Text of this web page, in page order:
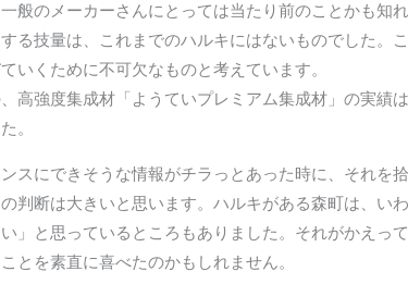
般のメーカーさんにとっては当たり前のことかも知
る技量は、これまでのハルキにはないものでした。
いくために不可欠なものと考えています。
高強度集成材「ようていプレミアム集成材」の実績
。
スにできそうな情報がチラっとあった時に、それを
判断は大きいと思います。ハルキがある森町は、い
い」と思っているところもありました。それがかえっ
とを素直に喜べたのかもしれません。